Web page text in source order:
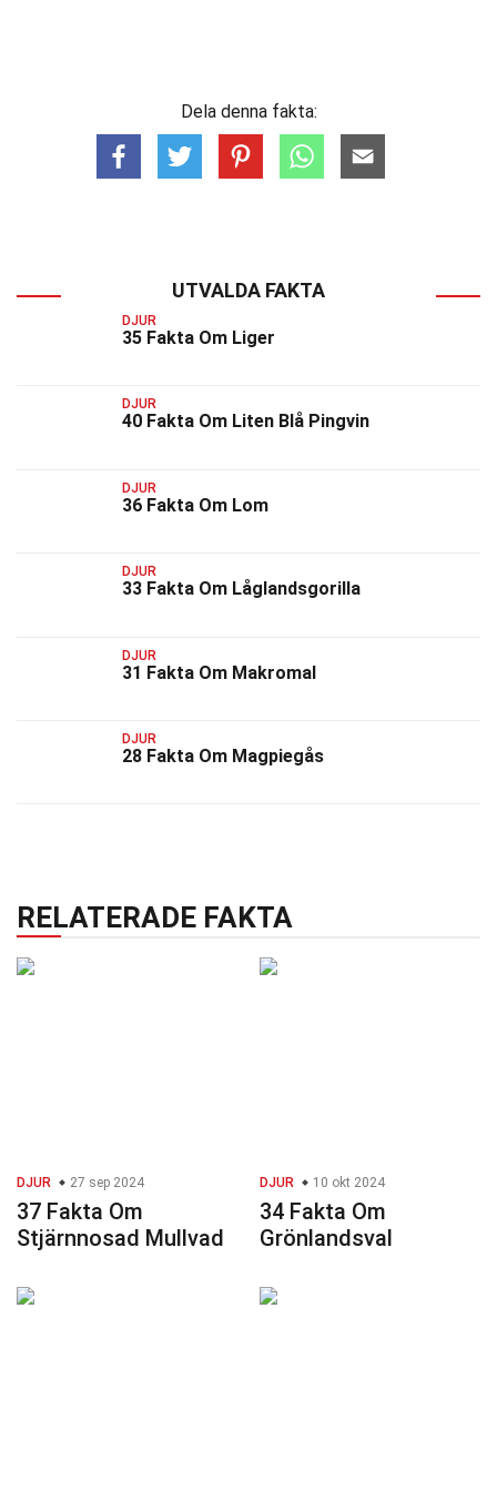
Dela denna fakta:
UTVALDA FAKTA
DJUR
35 Fakta Om Liger
DJUR
40 Fakta Om Liten Blå Pingvin
DJUR
36 Fakta Om Lom
DJUR
33 Fakta Om Låglandsgorilla
DJUR
31 Fakta Om Makromal
DJUR
28 Fakta Om Magpiegås
RELATERADE FAKTA
DJUR 27 sep 2024
37 Fakta Om
Stjärnnosad Mullvad
DJUR 10 okt 2024
34 Fakta Om
Grönlandsval